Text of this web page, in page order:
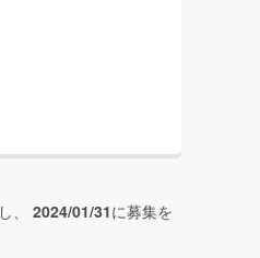
、 2024/01/31に募集を